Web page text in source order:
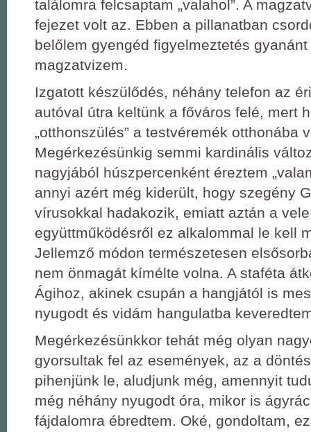
találomra felcsaptam „valahol”. A
fejezet volt az. Ebben a pillanatban
belőlem gyengéd figyelmeztetés
magzatvizem.
Izgatott készülődés, néhány telefon az
autóval útra keltünk a főváros felé, mert
„otthonszülés” a testvéremék otthonába
Megérkezésünkig semmi kardinális
nagyjából húszpercenként éreztem
annyi azért még kiderült, hogy szegény
vírusokkal hadakozik, emiatt aztán a
együttműködésről ez alkalommal le kell
Jellemző módon természetesen
nem önmagát kímélte volna. A staféta
Ágihoz, akinek csupán a hangjától is
nyugodt és vidám hangulatba
Megérkezésünkkor tehát még olyan
gyorsultak fel az események, az a
pihenjünk le, aludjunk még, amennyit
még néhány nyugodt óra, mikor is
fájdalomra ébredtem. Oké, gondoltam,